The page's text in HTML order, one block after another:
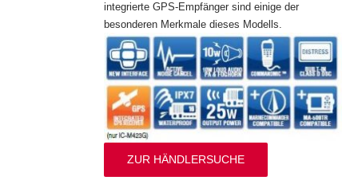
integrierte GPS-Empfänger sind einige der
besonderen Merkmale dieses Modells.
ZUR HÄNDLERSUCHE